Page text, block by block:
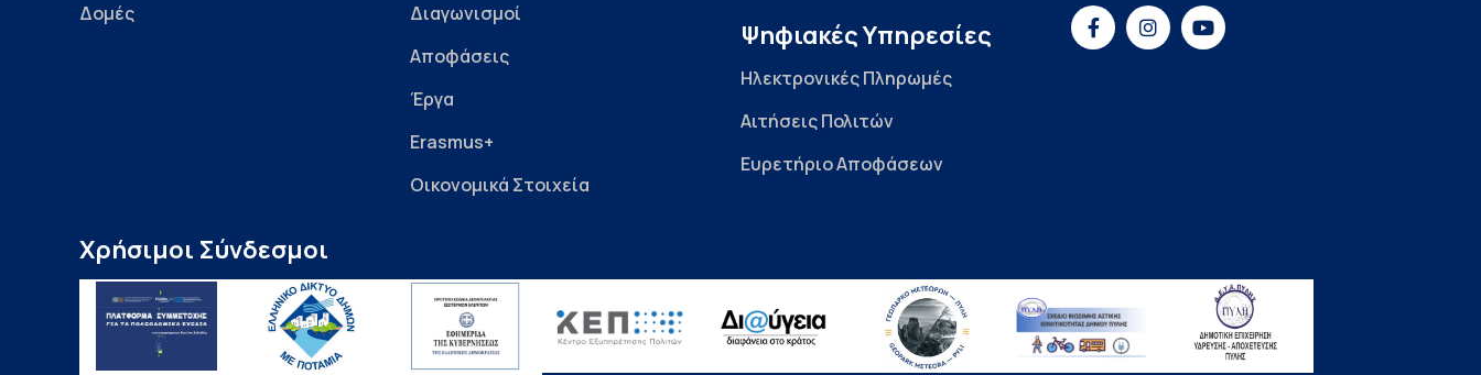
Δομές
Διαγωνισμοί
Αποφάσεις
Έργα
Erasmus+
Οικονομικά Στοιχεία
Ψηφιακές Υπηρεσίες
Ηλεκτρονικές Πληρωμές
Αιτήσεις Πολιτών
Ευρετήριο Αποφάσεων
Χρήσιμοι Σύνδεσμοι